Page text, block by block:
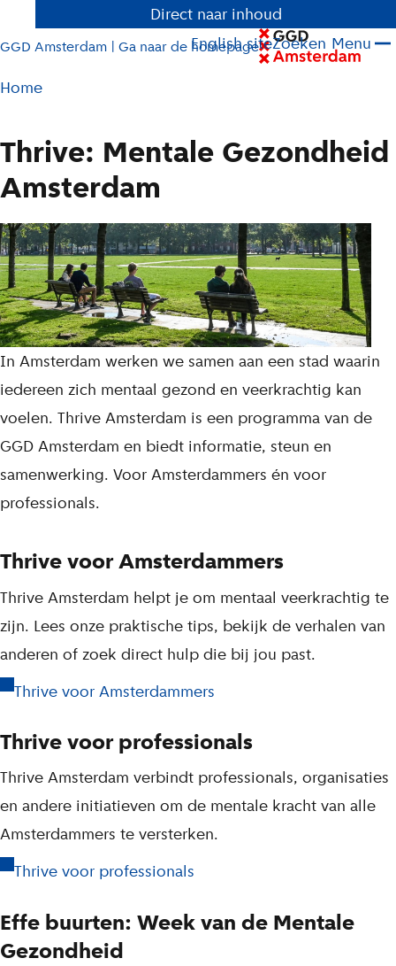
Direct naar inhoud
GGD Amsterdam | Ga naar de homepage
English siteZoeken Menu
Pad
huidige
Home
Thrive: Mentale Gezondheid
Amsterdam
L
i
j
s
t
In Amsterdam werken we samen aan een stad waarin
iedereen zich mentaal gezond en veerkrachtig kan
voelen. Thrive Amsterdam is een programma van de
GGD Amsterdam en biedt informatie, steun en
samenwerking. Voor Amsterdammers én voor
professionals.
Thrive voor Amsterdammers
Thrive Amsterdam helpt je om mentaal veerkrachtig te
zijn. Lees onze praktische tips, bekijk de verhalen van
anderen of zoek direct hulp die bij jou past.
Thrive voor Amsterdammers
Thrive voor professionals
Thrive Amsterdam verbindt professionals, organisaties
en andere initiatieven om de mentale kracht van alle
Amsterdammers te versterken.
Thrive voor professionals
Effe buurten: Week van de Mentale
Gezondheid